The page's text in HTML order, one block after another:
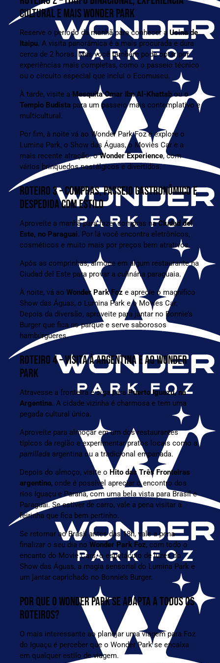
CULTURAL E MAIS WONDER PARK
Reserve o período da manhã para conhecer a Usina de
Itaipu. A visita panorâmica é a mais procurada e dura
cerca de 2 horas. Mas você também pode optar por
experiências mais completas, como o passeio técnico
ou o circuito especial que inclui o Ecomuseu.
À tarde, visite a Mesquita Omar Ibn Al-Khattabou o
Templo Budista para um passeio mais contemplativo e
multicultural.
Por fim, à noite vá ao Wonder Park Foz e explore o
Lumina Park, o Show das Águas, o Movies Car e a
mais recente atração: oWonder Experience, com
vários brinquedos nostálgicos e divertidos.
ROTEIRO 3 – COMPRAS, PASSEIO GASTRONÔMICO E
DESPEDIDA COM ESTILO
Aproveite a manhã para fazer compras naCiudad del
Este, no Paraguai. Por lá você encontra eletrônicos,
cosméticos e muito mais por preços bem atrativos.
Após as comprinhas, almoce em algum restaurante na
Ciudad del Este para provar a culinária paraguaia.
À noite, vá ao Wonder Park Foz e aprecie o magnífico
Show das Águas, o Lumina Park e o Movies Car.
Depois da diversão, aproveite para jantar no Bonnie’s
Burger que fica no parque e serve saborosos
hambúrgueres.
ROTEIRO 4 – VISITA À ARGENTINA E AO WONDER
PARK
Atravesse a fronteira e siga paraPuerto Iguazú, na
Argentina. A cidade vizinha é charmosa e tem uma
pegada cultural única.
Aproveite para almoçar em um dos restaurantes
típicos da região e experimentar pratos locais como a
parrillada argentina ou a tradicional empanada.
Depois do almoço, visite o Hito das Três Fronteiras
argentino, onde é possível apreciar o encontro dos
rios Iguaçu e Paraná, com uma bela vista para Brasil e
Paraguai. Se estiver de carro, vale a pena visitar a
feirinha que fica bem pertinho.
Se retornar ao Brasil antes das 18h, vale a pena
finalizar o seu dia no Wonder Park Foz, com todo o
encanto do Movie Cars, o espetáculo de luzes do
Show das Águas, a magia sensorial do Lumina Park e
um jantar caprichado no Bonnie’s Burger.
POR QUE O WONDER PARK SE ADAPTA A TODOS OS
ROTEIROS?
O mais interessante ao planejar uma viagem para Foz
do Iguaçu é perceber que o Wonder Park se encaixa
em qualquer estilo de viagem.